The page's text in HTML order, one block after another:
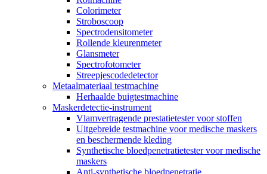
Colorimeter
Stroboscoop
Spectrodensitometer
Rollende kleurenmeter
Glansmeter
Spectrofotometer
Streepjescodedetector
Metaalmateriaal testmachine
Herhaalde buigtestmachine
Maskerdetectie-instrument
Vlamvertragende prestatietester voor stoffen
Uitgebreide testmachine voor medische maskers
en beschermende kleding
Synthetische bloedpenetratietester voor medische
maskers
Anti-synthetische bloedpenetratie